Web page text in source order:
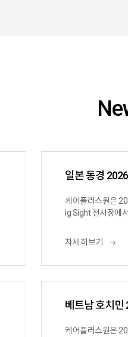
일본 동경
케어플러스원은
ig Sight 전시장에
자세히보기
케어플러스원은